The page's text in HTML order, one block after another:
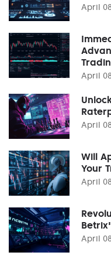
April
April
April
Will
Your
April
April